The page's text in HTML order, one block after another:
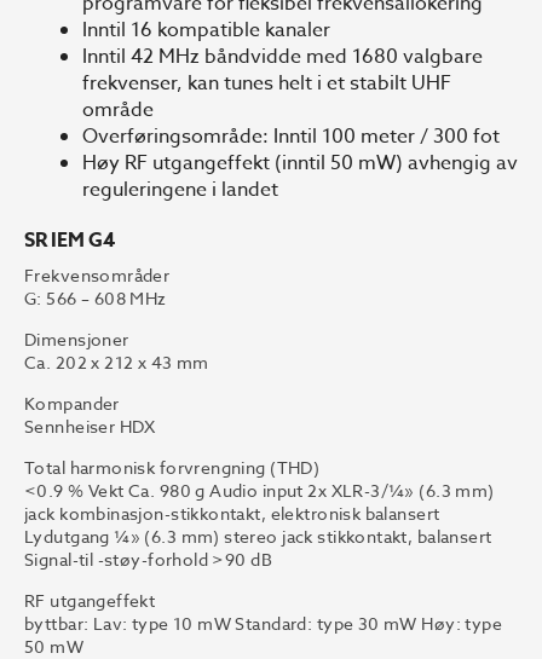
Inntil 16 kompatible kanaler
Inntil 42 MHz båndvidde med 1680 valgbare
frekvenser, kan tunes helt i et stabilt UHF
område
Overføringsområde: Inntil 100 meter / 300 fot
Høy RF utgangeffekt (inntil 50 mW) avhengig av
reguleringene i landet
SR IEM G4
Frekvensområder
G: 566 – 608 MHz
Dimensjoner
Ca. 202 x 212 x 43 mm
Kompander
Sennheiser HDX
Total harmonisk forvrengning (THD)
<0.9 % Vekt Ca. 980 g Audio input 2x XLR-3/¼» (6.3 mm)
jack kombinasjon-stikkontakt, elektronisk balansert
Lydutgang ¼» (6.3 mm) stereo jack stikkontakt, balansert
Signal-til -støy-forhold >90 dB
RF utgangeffekt
byttbar: Lav: type 10 mW Standard: type 30 mW Høy: type
50 mW